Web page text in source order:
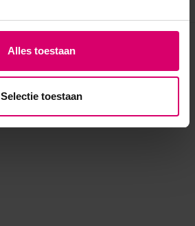
Alles toestaan
Selectie toestaan